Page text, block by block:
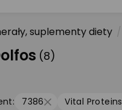
suplementy diety
(8)
7386 Vital Proteins